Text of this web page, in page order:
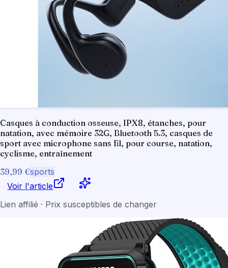
Casques à conduction osseuse, IPX8, étanches, pour
natation, avec mémoire 32G, Bluetooth 5.3, casques de
sport avec microphone sans fil, pour course, natation,
cyclisme, entraînement
39,99 €sports
Voir l'article
Lien affilié · Prix susceptibles de changer